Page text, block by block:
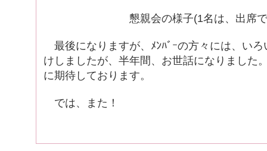
懇親会の様子(1名は、出席
最後になりますが、ﾒﾝﾊﾞｰの方々には、い
けしましたが、半年間、お世話になりました
に期待しております。
では、また！